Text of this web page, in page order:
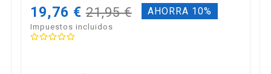
19,76 € 21,95 € AHORRA 10%
Impuestos incluidos